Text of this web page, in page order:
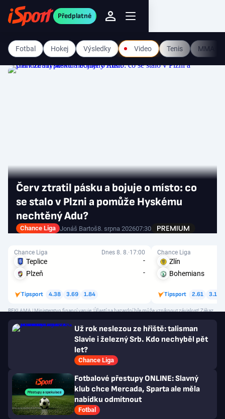
Předplatné
Fotbal Hokej Výsledky Video Tenis MMA
Červ ztratil pásku a bojuje o místo: co
se stalo v Plzni a pomůže Hyskému
nechtěný Adu?
Chance Liga Jonáš Bartoš8. srpna 202607:30
Chance Liga Dnes 8. 8. 17:00
Teplice
-
Plzeň
-
Tipsport 4.38 3.69 1.84
Chance Liga
Zlín
Bohemians
Tipsport 2.61 3.19
REKLAMA | Ministerstvo financí varuje: Účastí na hazardní hře může vzniknout závislost! Zákaz
Už rok neslezou ze hřiště: talisman
Slavie i železný Srb. Kdo nechyběl pět
let?
Chance Liga
Fotbalové přestupy ONLINE: Slavný
klub chce Mercada, Sparta ale měla
nabídku odmítnout
Fotbal